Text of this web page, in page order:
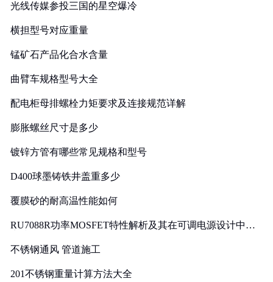
光线传媒参投三国的星空爆冷
横担型号对应重量
锰矿石产品化合水含量
曲臂车规格型号大全
配电柜母排螺栓力矩要求及连接规范详解
膨胀螺丝尺寸是多少
镀锌方管有哪些常见规格和型号
D400球墨铸铁井盖重多少
覆膜砂的耐高温性能如何
RU7088R功率MOSFET特性解析及其在可调电源设计中的
不锈钢通风 管道施工
201不锈钢重量计算方法大全